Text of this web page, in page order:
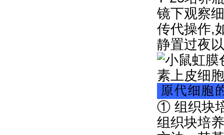
镜下观察
传代操作,
静置过夜
① 组织块
组织块培